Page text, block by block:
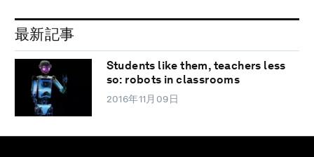
最新記事
Students like them, teachers less
so: robots in classrooms
2016年11月09日